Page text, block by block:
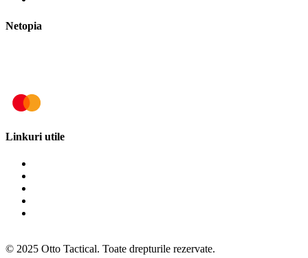
Netopia
Linkuri utile
© 2025 Otto Tactical. Toate drepturile rezervate.